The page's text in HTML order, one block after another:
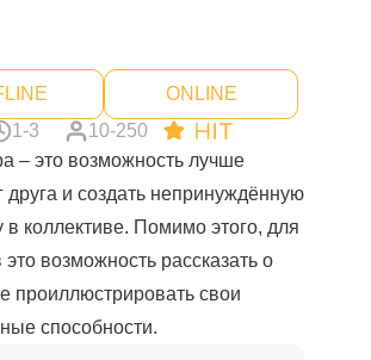
ONLINE
1-3
10-250
– это возможность лучше
друга и создать непринуждённую
в коллективе. Помимо этого, для
это возможность рассказать о
проиллюстрировать свои
способности.